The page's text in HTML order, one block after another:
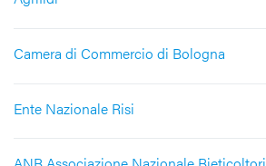
Camera di Commercio di Bologna
Ente Nazionale Risi